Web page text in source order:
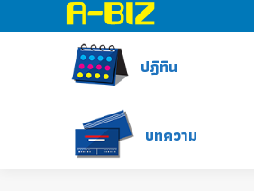
ปฎิทิน
บทความ